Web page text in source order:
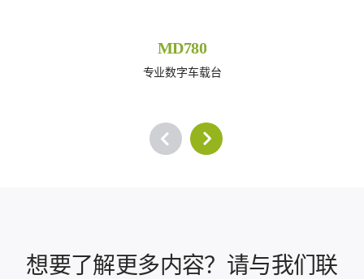
MD780
专业数字车载台
想要了解更多内容？请与我们联